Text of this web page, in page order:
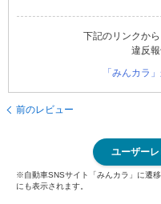
下記のリンクか
違反報
「みんカラ
前のレビュー
ユーザー
※自動車SNSサイト「みんカラ」に遷
にも表示されます。